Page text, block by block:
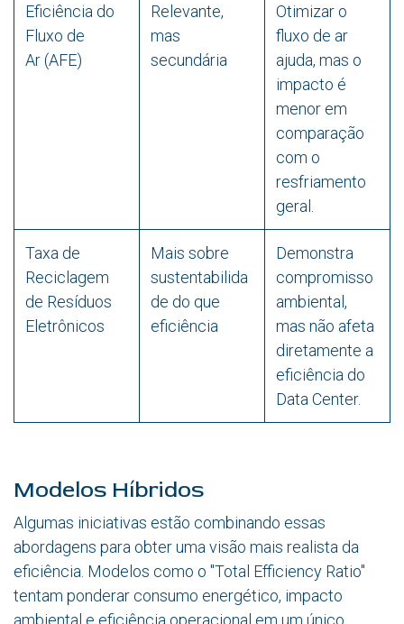
Eficiência do
Fluxo de
Ar (AFE)
Relevante,
mas
secundária
Otimizar o
fluxo de ar
ajuda, mas o
impacto é
menor em
comparação
com o
resfriamento
geral.
Taxa de
Reciclagem
de Resíduos
Eletrônicos
Mais sobre
sustentabilida
de do que
eficiência
Demonstra
compromisso
ambiental,
mas não afeta
diretamente a
eficiência do
Data Center.
Modelos Híbridos
Algumas iniciativas estão combinando essas
abordagens para obter uma visão mais realista da
eficiência. Modelos como o "Total Efficiency Ratio"
tentam ponderar consumo energético, impacto
ambiental e eficiência operacional em um único